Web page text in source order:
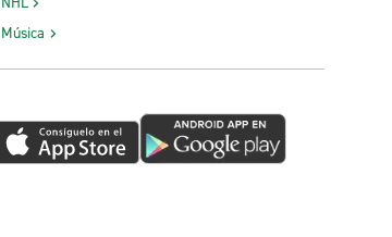
Música